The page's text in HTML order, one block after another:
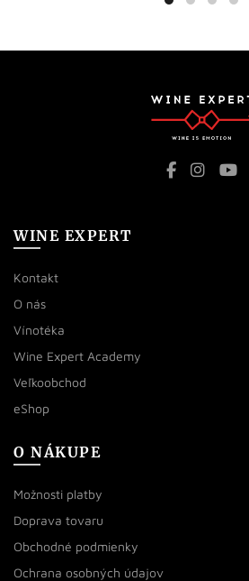
WINE EXPERT
Kontakt
O nás
Vínotéka
Wine Expert Academy
Veľkoobchod
eShop
O NÁKUPE
Možnosti platby
Doprava tovaru
Obchodné podmienky
Ochrana osobných údajov